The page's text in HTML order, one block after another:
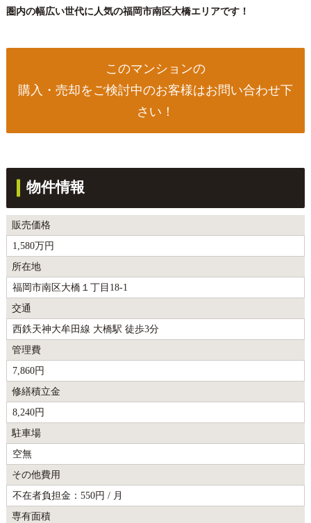
圏内の幅広い世代に人気の福岡市南区大橋エリアです！
このマンションの
購入・売却をご検討中のお客様はお問い合わせ下
さい！
物件情報
販売価格
1,580万円
所在地
福岡市南区大橋１丁目18-1
交通
西鉄天神大牟田線 大橋駅 徒歩3分
管理費
7,860円
修繕積立金
8,240円
駐車場
空無
その他費用
不在者負担金：550円 / 月
専有面積